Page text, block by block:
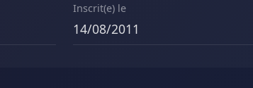
Inscrit(e) le
14/08/2011